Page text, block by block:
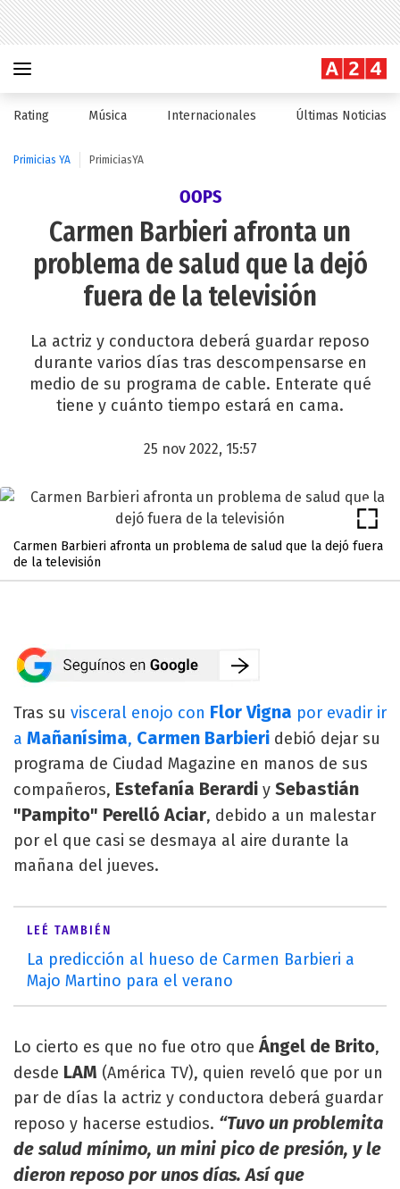
Rating Música Internacionales Últimas Noticias
Primicias YA PrimiciasYA
OOPS
Carmen Barbieri afronta un
problema de salud que la dejó
fuera de la televisión
La actriz y conductora deberá guardar reposo
durante varios días tras descompensarse en
medio de su programa de cable. Enterate qué
tiene y cuánto tiempo estará en cama.
25 nov 2022, 15:57
Carmen Barbieri afronta un problema de salud que la dejó fuera
de la televisión
Tras su visceral enojo con Flor Vigna por evadir ir
a Mañanísima, Carmen Barbieri debió dejar su
programa de Ciudad Magazine en manos de sus
compañeros, Estefanía Berardi y Sebastián
"Pampito" Perelló Aciar, debido a un malestar
por el que casi se desmaya al aire durante la
mañana del jueves.
LEÉ TAMBIÉN
La predicción al hueso de Carmen Barbieri a
Majo Martino para el verano
Lo cierto es que no fue otro queÁngel de Brito,
desde LAM (América TV), quien reveló que por un
par de días la actriz y conductora deberá guardar
reposo y hacerse estudios. “Tuvo un problemita
de salud mínimo, un mini pico de presión, y le
dieron reposo por unos días. Así que